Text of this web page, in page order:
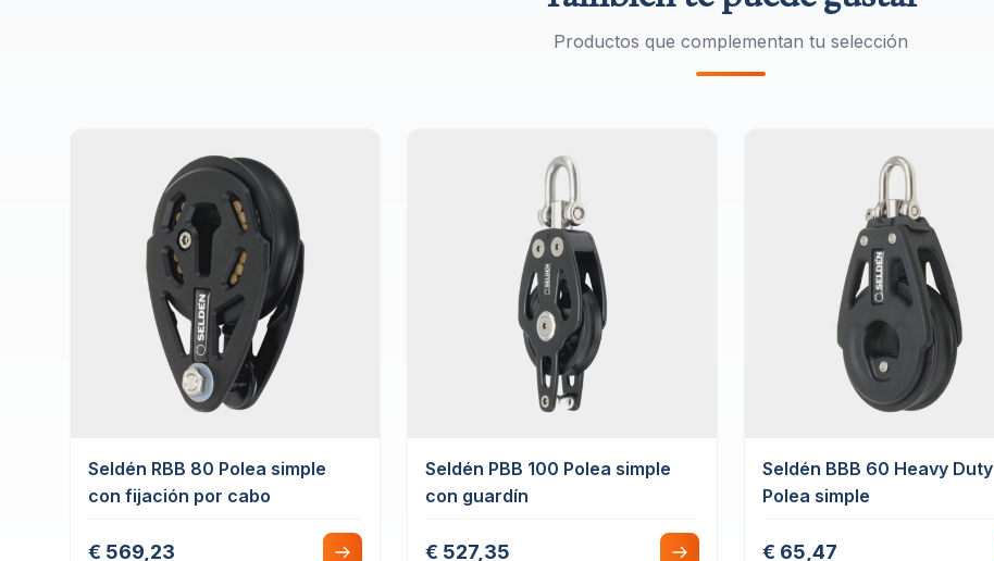
Productos que complementan tu selección
Seldén RBB 80 Polea simple
con fijación por cabo
€ 569,23
Seldén PBB 100 Polea simple
con guardín
€ 527,35
Seldén BBB 60 Heavy Duty
Polea simple
€ 65,47